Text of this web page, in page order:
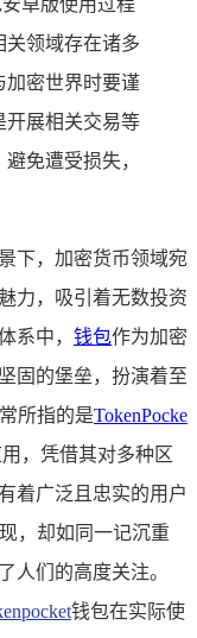
关领域存在诸多
加密世界时要谨
开展相关交易等
免遭受损失，
下，加密货币领域宛
力，吸引着无数投资
系中， 钱包作为加密
固的堡垒，扮演着至
所指的是TokenPocke
，凭借其对多种区
着广泛且忠实的用户
，却如同一记沉重
人们的高度关注。
钱包在实际使